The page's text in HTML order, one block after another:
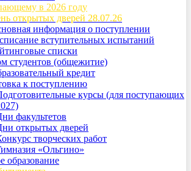
в 2026 году
открытых дверей 28.07.26
информация о поступлении
вступительных испытаний
списки
студентов (общежитие)
кредит
к поступлению
курсы (для поступающих
факультетов
открытых дверей
творческих работ
«Ольгино»
образование